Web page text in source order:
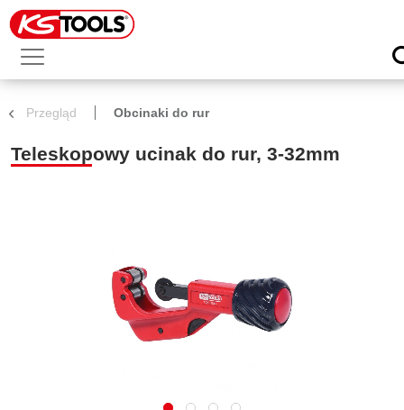
Przegląd Obcinaki do rur
Teleskopowy ucinak do rur, 3-32mm